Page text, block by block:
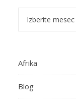
Afrika
Blog